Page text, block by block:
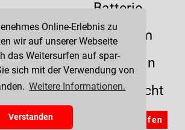
Online-Erlebnis zu
wir auf unserer Webseite
das Weitersurfen auf spar-
sich mit der Verwendung von
Weitere Informationen.
Verstanden
Batterie
Impressum
Liefertermin
Widerrufsrecht